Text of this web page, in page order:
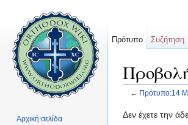
← Πρότυπο:14
Δεν έχετε την
Πρότυπο Συζήτηση
Αρχική σελίδα